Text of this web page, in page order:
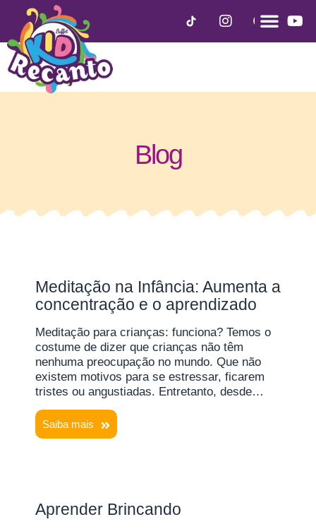
Blog
Meditação na Infância: Aumenta a
concentração e o aprendizado
Meditação para crianças: funciona? Temos o
costume de dizer que crianças não têm
nenhuma preocupação no mundo. Que não
existem motivos para se estressar, ficarem
tristes ou angustiadas. Entretanto, desde…
Saiba mais
Aprender Brincando